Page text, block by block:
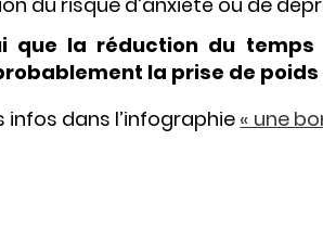
que la réduction du
la prise de poids
dans l’infographie « une